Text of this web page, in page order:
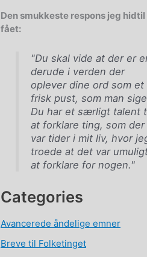
Den smukkeste respons jeg hidtil
fået:
"Du skal vide at der er
derude i verden der
oplever dine ord som et
frisk pust, som man
Du har et særligt talent
at forklare ting, som der
var tider i mit liv, hvor
troede at det var
at forklare for nogen."
Categories
Avancerede åndelige emner
Breve til Folketinget